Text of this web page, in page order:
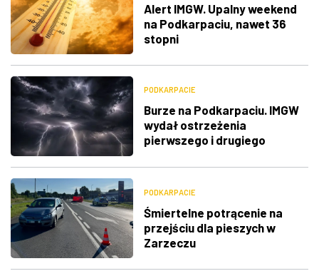
Alert IMGW. Upalny weekend
na Podkarpaciu, nawet 36
stopni
PODKARPACIE
Burze na Podkarpaciu. IMGW
wydał ostrzeżenia
pierwszego i drugiego
PODKARPACIE
Śmiertelne potrącenie na
przejściu dla pieszych w
Zarzeczu